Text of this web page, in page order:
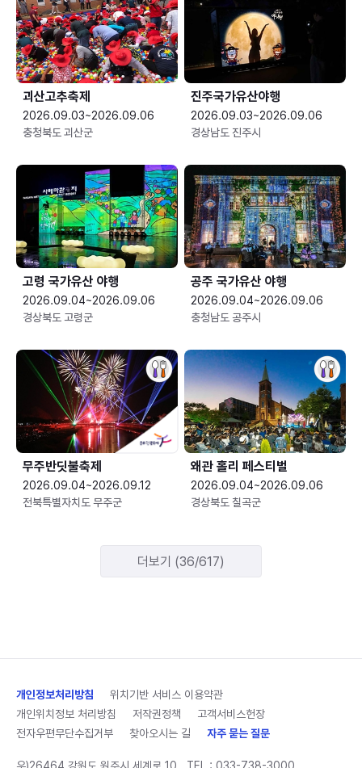
괴산고추축제
2026.09.03~2026.09.06
충청북도 괴산군
진주국가유산야행
2026.09.03~2026.09.06
경상남도 진주시
고령 국가유산 야행
2026.09.04~2026.09.06
경상북도 고령군
공주 국가유산 야행
2026.09.04~2026.09.06
충청남도 공주시
무주반딧불축제
2026.09.04~2026.09.12
전북특별자치도 무주군
왜관 홀리 페스티벌
2026.09.04~2026.09.06
경상북도 칠곡군
더보기 (36/617)
개인정보처리방침
위치기반 서비스 이용약관
개인위치정보 처리방침
저작권정책
고객서비스헌장
전자우편무단수집거부
찾아오시는 길 자주 묻는 질문